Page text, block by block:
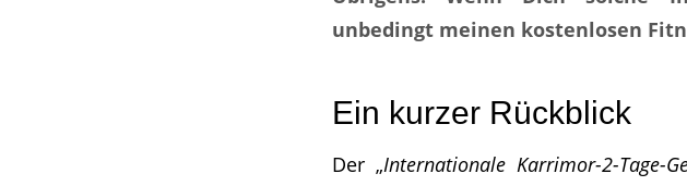
unbedingt meinen kostenlosen
Ein kurzer Rückblick
Der „Internationale Karrimor-2-Tage-